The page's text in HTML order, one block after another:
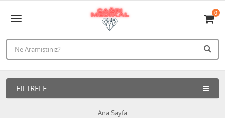
0
FILTRELE
Ana Sayfa